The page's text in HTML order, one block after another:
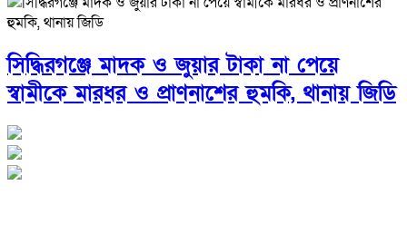
সিদ্ধিরগঞ্জে মাদক ও জুয়ার টাকা না পেয়ে
স্বামীকে মারধর ও প্রাণনাশের হুমকি, থানায় জিডি